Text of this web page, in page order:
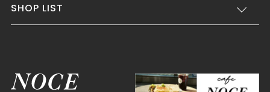
SHOP LIST